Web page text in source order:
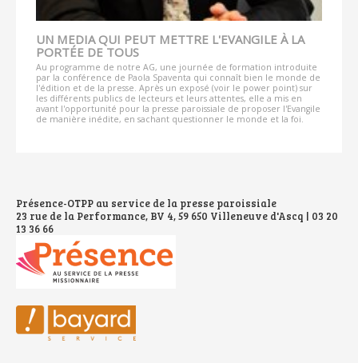
UN MEDIA QUI PEUT METTRE L'EVANGILE À LA
PORTÉE DE TOUS
Au programme de notre AG, une journée de formation introduite
par la conférence de Paola Spaventa qui connaît bien le monde de
l'édition et de la presse. Après un exposé (voir le power point) sur
les différents publics de lecteurs et leurs attentes, elle a mis en
avant l'opportunité pour la presse paroissiale de proposer l'Evangile
de manière inédite, en sachant questionner le monde et la foi.
Présence-OTPP au service de la presse paroissiale
23 rue de la Performance, BV 4, 59 650 Villeneuve d'Ascq | 03 20
13 36 66